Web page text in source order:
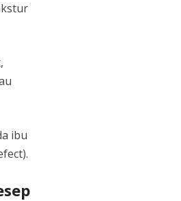
ibu